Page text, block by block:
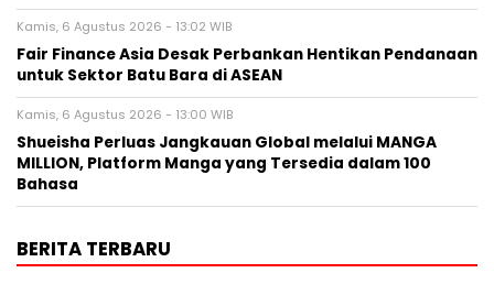
Kamis, 6 Agustus 2026 - 13:02 WIB
Fair Finance Asia Desak Perbankan Hentikan Pendanaan
untuk Sektor Batu Bara di ASEAN
Kamis, 6 Agustus 2026 - 13:00 WIB
Shueisha Perluas Jangkauan Global melalui MANGA
MILLION, Platform Manga yang Tersedia dalam 100
Bahasa
BERITA TERBARU